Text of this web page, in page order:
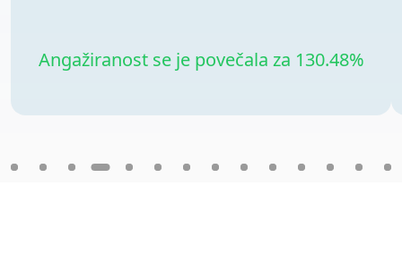
Angažiranost se je povečala za 130.48%